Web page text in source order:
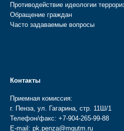
Противодействие идеологии
Обращение граждан
Часто задаваемые вопросы
Контакты
Приемная комиссия:
г. Пенза, ул. Гагарина, стр. 11Ш/1
Телефон/факс: +7-904-265-99-88
E-mail: pk.penza@mgutm.ru